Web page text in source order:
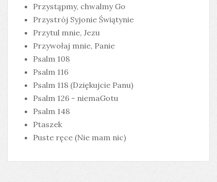
Przystąpmy, chwalmy Go
Przystrój Syjonie Świątynie
Przytul mnie, Jezu
Przywołaj mnie, Panie
Psalm 108
Psalm 116
Psalm 118 (Dziękujcie Panu)
Psalm 126 - niemaGotu
Psalm 148
Ptaszek
Puste ręce (Nie mam nic)